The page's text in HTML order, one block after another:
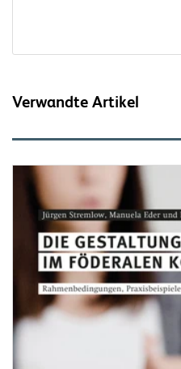
Verwandte Artikel